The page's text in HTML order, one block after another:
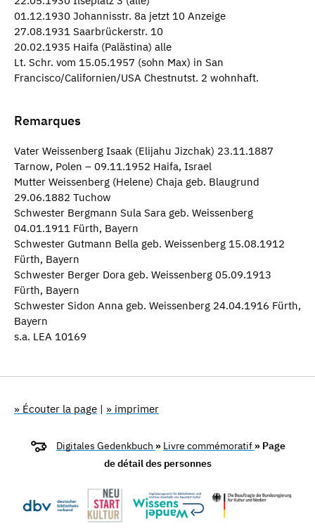
01.12.1930 Johannisstr. 8a jetzt 10 Anzeige
27.08.1931 Saarbrückerstr. 10
20.02.1935 Haifa (Palästina) alle
Lt. Schr. vom 15.05.1957 (sohn Max) in San
Francisco/Californien/USA Chestnutst. 2 wohnhaft.
Remarques
Vater Weissenberg Isaak (Elijahu Jizchak) 23.11.1887
Tarnow, Polen – 09.11.1952 Haifa, Israel
Mutter Weissenberg (Helene) Chaja geb. Blaugrund
29.06.1882 Tuchow
Schwester Bergmann Sula Sara geb. Weissenberg
04.01.1911 Fürth, Bayern
Schwester Gutmann Bella geb. Weissenberg 15.08.1912
Fürth, Bayern
Schwester Berger Dora geb. Weissenberg 05.09.1913
Fürth, Bayern
Schwester Sidon Anna geb. Weissenberg 24.04.1916 Fürth,
Bayern
s.a. LEA 10169
» Écouter la page | » imprimer
Digitales Gedenkbuch » Livre commémoratif » Page
de détail des personnes